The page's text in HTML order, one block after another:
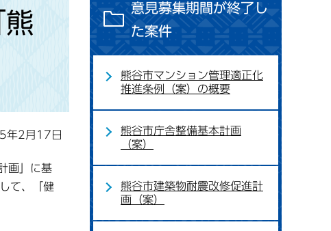
熊
年2月17日
画」に基
て、「健
意見募集期間が終了し
た案件
熊谷市マンション管理適正化
推進条例（案）の概要
熊谷市庁舎整備基本計画
（案）
熊谷市建築物耐震改修促進計
画（案）